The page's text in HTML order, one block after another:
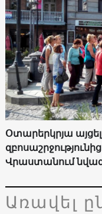
Օտարերկրյա
Վրաստանում
Առավել